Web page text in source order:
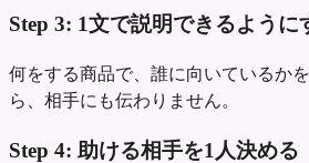
Step 3: 1文で説明できるように
何をする商品で、誰に向いているか
ら、相手にも伝わりません。
Step 4: 助ける相手を1人決める